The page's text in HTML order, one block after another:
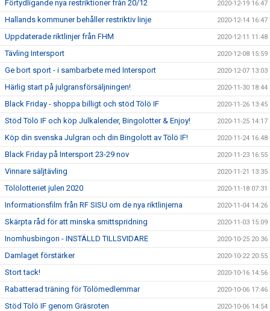
Förtydligande nya restriktioner från 20/12 2020-12-19 16:47
Hallands kommuner behåller restriktiv linje 2020-12-14 16:47
Uppdaterade riktlinjer från FHM 2020-12-11 11:48
Tävling Intersport 2020-12-08 15:59
Ge bort sport - i sambarbete med Intersport 2020-12-07 13:03
Härlig start på julgransförsäljningen! 2020-11-30 18:44
Black Friday - shoppa billigt och stöd Tölö IF 2020-11-26 13:45
Stöd Tölö IF och köp Julkalender, Bingolotter & Enjoy! 2020-11-25 14:17
Köp din svenska Julgran och din Bingolott av Tölö IF! 2020-11-24 16:48
Black Friday på Intersport 23-29 nov 2020-11-23 16:55
Vinnare säljtävling 2020-11-21 13:35
Tölölotteriet julen 2020 2020-11-18 07:31
Informationsfilm från RF SISU om de nya riktlinjerna 2020-11-04 14:26
Skärpta råd för att minska smittspridning 2020-11-03 15:09
Inomhusbingon - INSTÄLLD TILLSVIDARE 2020-10-25 20:36
Damlaget förstärker 2020-10-22 20:55
Stort tack! 2020-10-16 14:56
Rabatterad träning för Tölömedlemmar 2020-10-06 17:46
Stöd Tölö IF genom Gräsroten 2020-10-06 14:54